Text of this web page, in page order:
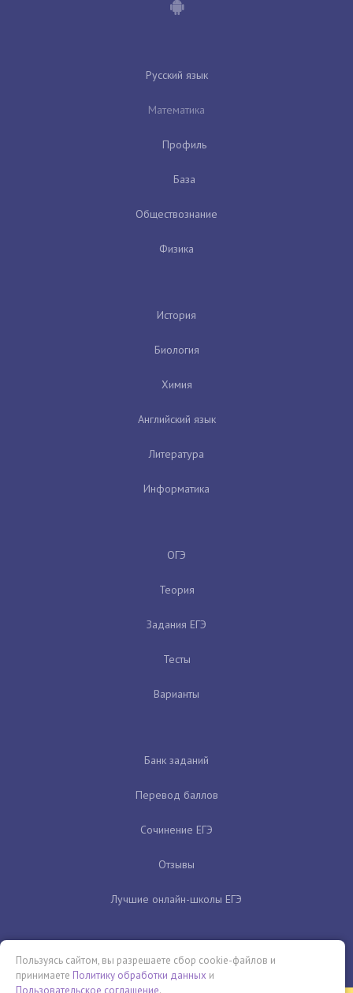
Русский язык
Математика
Профиль
База
Обществознание
Физика
История
Биология
Химия
Английский язык
Литература
Информатика
ОГЭ
Теория
Задания ЕГЭ
Тесты
Варианты
Банк заданий
Перевод баллов
Сочинение ЕГЭ
Отзывы
Лучшие онлайн-школы ЕГЭ
Пользуясь сайтом, вы разрешаете сбор cookie-файлов и
принимаете Политику обработки данных и
Пользовательское соглашение.